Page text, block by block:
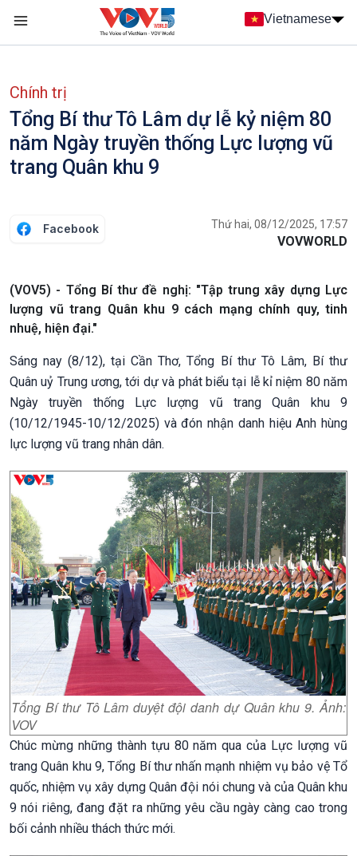
Nhảy đến nội dung
Vietnamese
Chính trị
Tổng Bí thư Tô Lâm dự lễ kỷ niệm 80
năm Ngày truyền thống Lực lượng vũ
trang Quân khu 9
Facebook Thứ hai, 08/12/2025, 17:57
VOVWORLD
(VOV5) - Tổng Bí thư đề nghị: "Tập trung xây dựng Lực
lượng vũ trang Quân khu 9 cách mạng chính quy, tinh
nhuệ, hiện đại."
Sáng nay (8/12), tại Cần Thơ, Tổng Bí thư Tô Lâm, Bí thư
Quân uỷ Trung ương, tới dự và phát biểu tại lễ kỉ niệm 80 năm
Ngày truyền thống Lực lượng vũ trang Quân khu 9
(10/12/1945-10/12/2025) và đón nhận danh hiệu Anh hùng
lực lượng vũ trang nhân dân.
Tổng Bí thư Tô Lâm duyệt đội danh dự Quân khu 9. Ảnh:
VOV
Chúc mừng những thành tựu 80 năm qua của Lực lượng vũ
trang Quân khu 9, Tổng Bí thư nhấn mạnh nhiệm vụ bảo vệ Tổ
quốc, nhiệm vụ xây dựng Quân đội nói chung và của Quân khu
9 nói riêng, đang đặt ra những yêu cầu ngày càng cao trong
bối cảnh nhiều thách thức mới.